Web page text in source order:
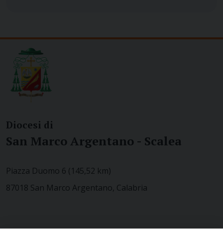
Diocesi di
San Marco Argentano - Scalea
Piazza Duomo 6 (145,52 km)
87018 San Marco Argentano, Calabria